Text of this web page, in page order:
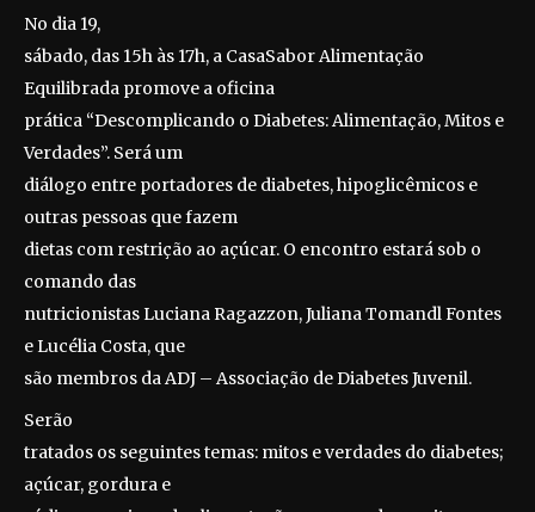
No dia 19,
sábado, das 15h às 17h, a CasaSabor Alimentação
Equilibrada promove a oficina
prática “Descomplicando o Diabetes: Alimentação, Mitos e
Verdades”. Será um
diálogo entre portadores de diabetes, hipoglicêmicos e
outras pessoas que fazem
dietas com restrição ao açúcar. O encontro estará sob o
comando das
nutricionistas Luciana Ragazzon, Juliana Tomandl Fontes
e Lucélia Costa, que
são membros da ADJ – Associação de Diabetes Juvenil.
Serão
tratados os seguintes temas: mitos e verdades do diabetes;
açúcar, gordura e